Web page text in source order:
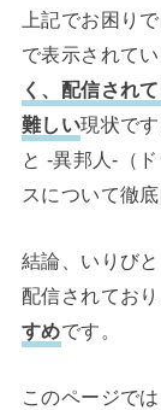
上記でお困り
で表示されて
く、配信され
難しい現状で
と -異邦人-（
スについて徹
結論、いりび
配信されてお
すめです。
このページで